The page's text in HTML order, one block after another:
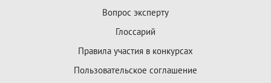
Вопрос эксперту
Глоссарий
Правила участия в конкурсах
Пользовательское соглашение